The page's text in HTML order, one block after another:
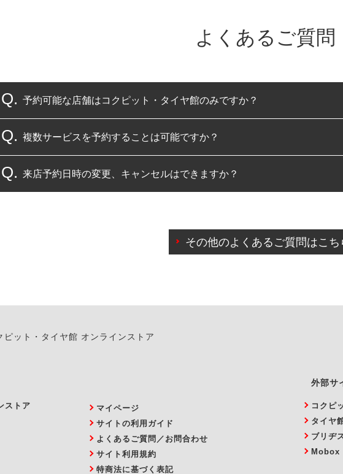
よくあるご質問
予約可能な店舗はコクピット・タイヤ館のみですか？
コクピット・タイヤ館のみとなります。
複数サービスを予約することは可能ですか？
複数サービスのご予約は可能です。
来店予約日時の変更、キャンセルはできますか？
また、やむを得ない事由によりご予約のキャンセルをご希望の際は、
その他のよくあるご質問はこち
ピット・タイヤ館 オンラインストア
ストア
マイページ
サイトの利用ガイド
よくあるご質問／お問合わせ
サイト利用規約
特商法に基づく表記
外部サ
コクピ
タイヤ
ブリヂ
Mobox